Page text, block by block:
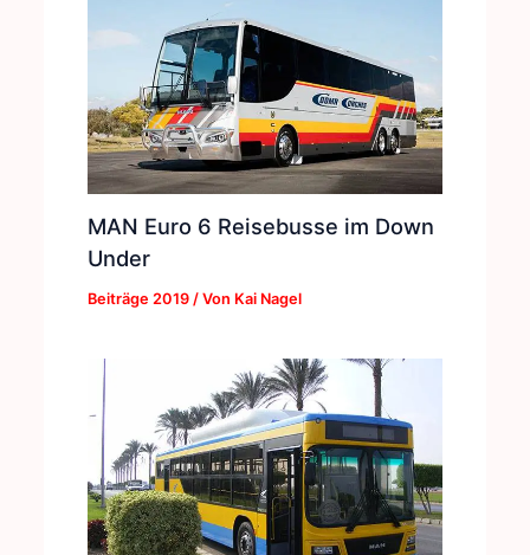
MAN Euro 6 Reisebusse im Down
Under
Beiträge 2019/ Von Kai Nagel